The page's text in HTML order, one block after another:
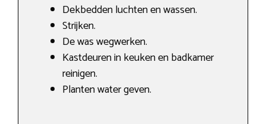
Dekbedden luchten en wassen.
Strijken.
De was wegwerken.
Kastdeuren in keuken en badkamer
reinigen.
Planten water geven.